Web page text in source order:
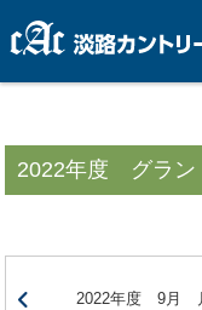
2022年度 グラン
2022年度 9月